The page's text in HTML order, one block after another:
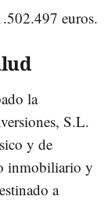
euros.
la
S.L.
y de
inmobiliario y
a